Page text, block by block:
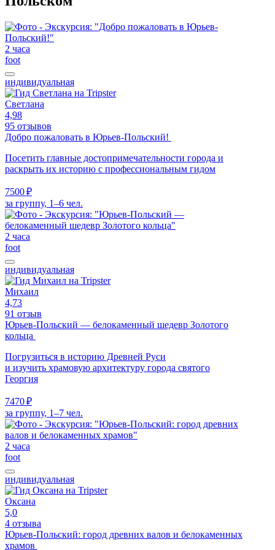
2 часа
foot
индивидуальная
Светлана
4,98
95 отзывов
Добро пожаловать в Юрьев-Польский!
Посетить главные достопримечательности города и
раскрыть их историю с профессиональным гидом
7500 ₽
за группу, 1–6 чел.
2 часа
foot
индивидуальная
Михаил
4,73
91 отзыв
Юрьев-Польский — белокаменный шедевр Золотого
кольца
Погрузиться в историю Древней Руси
и изучить храмовую архитектуру города святого
Георгия
7470 ₽
за группу, 1–7 чел.
2 часа
foot
индивидуальная
Оксана
5,0
4 отзыва
Юрьев-Польский: город древних валов и белокаменных
храмов